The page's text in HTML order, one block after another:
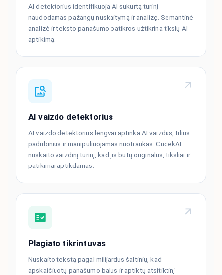
AI detektorius identifikuoja AI sukurtą turinį
naudodamas pažangų nuskaitymą ir analizę. Semantinė
analizė ir teksto panašumo patikros užtikrina tikslų AI
aptikimą.
AI vaizdo detektorius
AI vaizdo detektorius lengvai aptinka AI vaizdus, ​​​​tilius
padirbinius ir manipuliuojamas nuotraukas. CudekAI
nuskaito vaizdinį turinį, kad jis būtų originalus, tiksliai ir
patikimai aptikdamas.
Plagiato tikrintuvas
Nuskaito tekstą pagal milijardus šaltinių, kad
apskaičiuotų panašumo balus ir aptiktų atsitiktinį